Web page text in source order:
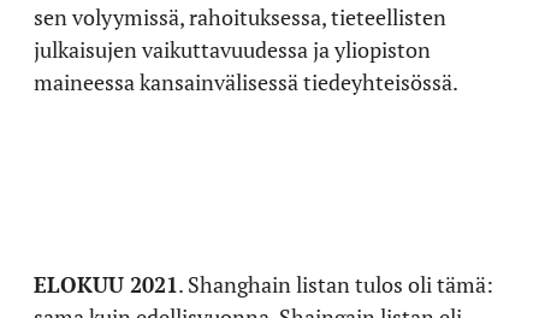
sen volyymissä, rahoituksessa, tieteellisten
julkaisujen vaikuttavuudessa ja yliopiston
maineessa kansainvälisessä tiedeyhteisössä.
ELOKUU 2021. Shanghain listan tulos oli tämä: